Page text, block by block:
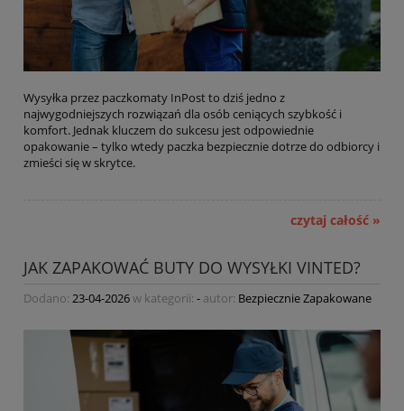
Wysyłka przez paczkomaty InPost to dziś jedno z
najwygodniejszych rozwiązań dla osób ceniących szybkość i
komfort. Jednak kluczem do sukcesu jest odpowiednie
opakowanie – tylko wtedy paczka bezpiecznie dotrze do odbiorcy i
zmieści się w skrytce.
czytaj całość »
JAK ZAPAKOWAĆ BUTY DO WYSYŁKI VINTED?
Dodano: 23-04-2026w kategorii: - autor: Bezpiecznie Zapakowane